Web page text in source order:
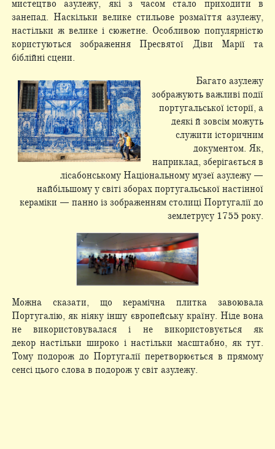
мистецтво азулежу, які з часом стало приходити в
занепад. Наскільки велике стильове розмаїття азулежу,
настільки ж велике і сюжетне. Особливою популярністю
користуються зображення Пресвятої Діви Марії та
біблійні сцени.
Багато азулежу
зображують важливі події
португальської історії, а
деякі й зовсім можуть
служити історичним
документом. Як,
наприклад, зберігається в
лісабонському Національному музеї азулежу —
найбільшому у світі зборах португальської настінної
кераміки — панно із зображенням столиці Португалії до
землетрусу 1755 року.
Можна сказати, що керамічна плитка завоювала
Португалію, як ніяку іншу європейську країну. Ніде вона
не використовувалася і не використовується як
декор настільки широко і настільки масштабно, як тут.
Тому подорож до Португалії перетворюється в прямому
сенсі цього слова в подорож у світ азулежу.